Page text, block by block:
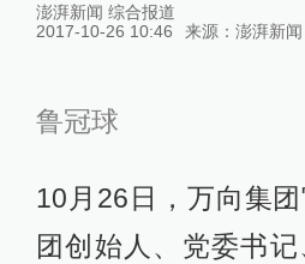
澎湃新闻 综合报道
2017-10-26 10:46
来源： 澎湃新闻
鲁冠球
10月26日，万向集
团创始人、党委书